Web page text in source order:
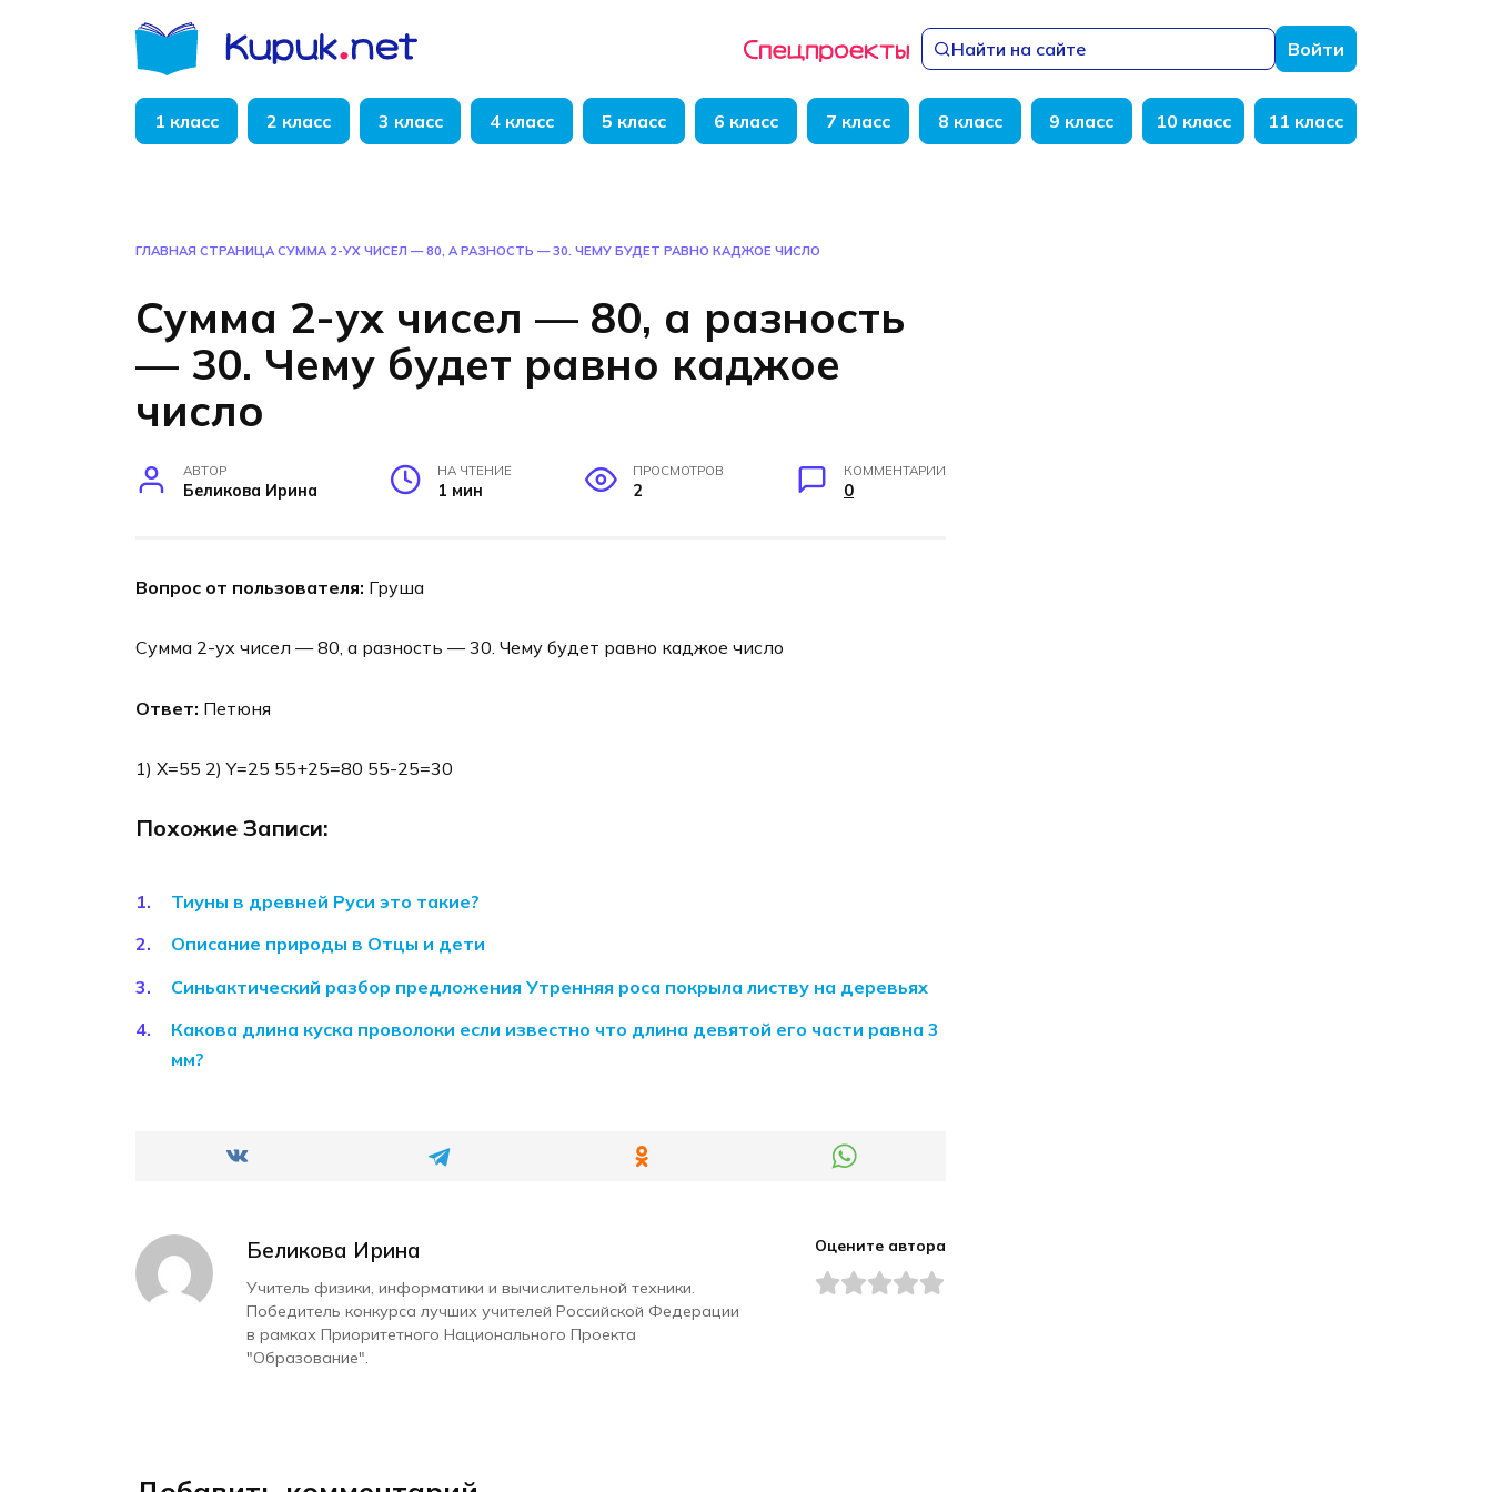
Найти на сайте Войти
1 класс 2 класс 3 класс 4 класс 5 класс 6 класс 7 класс 8 класс 9 класс 10 класс 11 класс
ГЛАВНАЯ СТРАНИЦА СУММА 2-УХ ЧИСЕЛ — 80, А РАЗНОСТЬ — 30. ЧЕМУ БУДЕТ РАВНО КАДЖОЕ ЧИСЛО
Сумма 2-ух чисел — 80, а разность
— 30. Чему будет равно каджое
число
АВТОР
Беликова Ирина
НА ЧТЕНИЕ
1 мин
ПРОСМОТРОВ
2
КОММЕНТАРИИ
0
Вопрос от пользователя: Груша
Сумма 2-ух чисел — 80, а разность — 30. Чему будет равно каджое число
Ответ: Петюня
1) X=55 2) Y=25 55+25=80 55-25=30
Похожие Записи:
Тиуны в древней Руси это такие?
Описание природы в Отцы и дети
Синьактический разбор предложения Утренняя роса покрыла листву на деревьях
Какова длина куска проволоки если известно что длина девятой его части равна 3
мм?
Беликова Ирина
Учитель физики, информатики и вычислительной техники.
Победитель конкурса лучших учителей Российской Федерации
в рамках Приоритетного Национального Проекта
"Образование".
Оцените автора